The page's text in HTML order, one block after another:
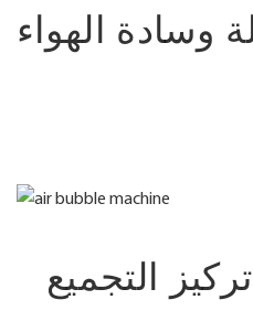
تركيز التجميع